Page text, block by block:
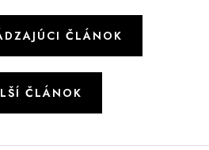
ČLÁNOK
ČLÁNOK